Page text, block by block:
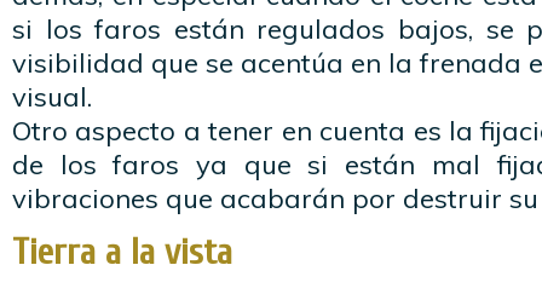
si los faros están regulados bajos, se
visibilidad que se acentúa en la frenada
visual.
Otro aspecto a tener en cuenta es la
de los faros ya que si están mal
vibraciones que acabarán por destruir
Tierra a la vista